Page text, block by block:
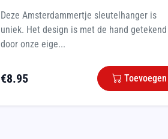
Deze Amsterdammertje sleutelhanger is
uniek. Het design is met de hand getekend
door onze eige...
€8.95 Toevoegen